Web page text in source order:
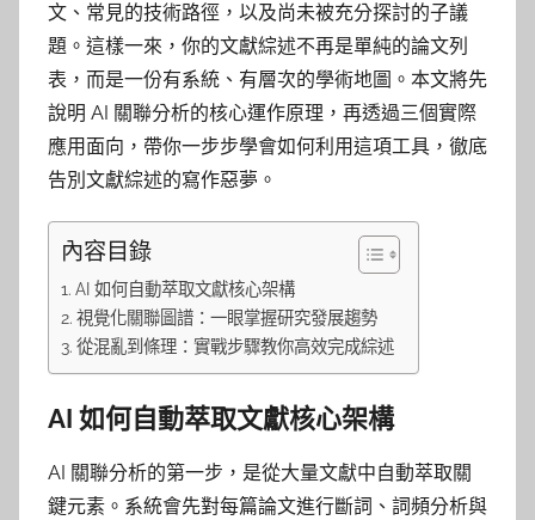
文、常見的技術路徑，以及尚未被充分探討的子議
題。這樣一來，你的文獻綜述不再是單純的論文列
表，而是一份有系統、有層次的學術地圖。本文將先
說明 AI 關聯分析的核心運作原理，再透過三個實際
應用面向，帶你一步步學會如何利用這項工具，徹底
告別文獻綜述的寫作惡夢。
內容目錄
AI 如何自動萃取文獻核心架構
視覺化關聯圖譜：一眼掌握研究發展趨勢
從混亂到條理：實戰步驟教你高效完成綜述
AI 如何自動萃取文獻核心架構
AI 關聯分析的第一步，是從大量文獻中自動萃取關
鍵元素。系統會先對每篇論文進行斷詞、詞頻分析與